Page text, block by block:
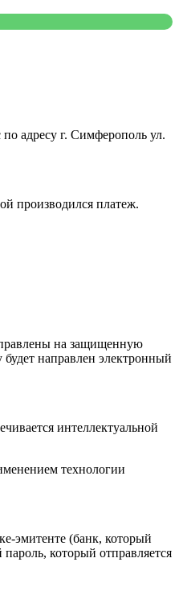
адресу г. Симферополь ул.
производился платеж.
на защищенную
направлен электронный
интеллектуальной
технологии
эмитенте (банк, который
который отправляется